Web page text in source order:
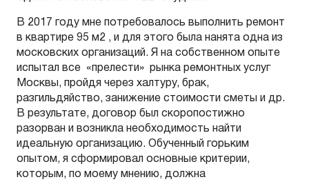
В 2017 году мне потребовалось выполнить ремонт
в квартире 95 м 2 , и для этого была нанята одна из
московских организаций. Я на собственном опыте
испытал все «прелести» рынка ремонтных услуг
Москвы, пройдя через халтуру, брак,
разгильдяйство, занижение стоимости сметы и др.
В результате, договор был скоропостижно
разорван и возникла необходимость найти
идеальную организацию. Обученный горьким
опытом, я сформировал основные критерии,
которым, по моему мнению, должна